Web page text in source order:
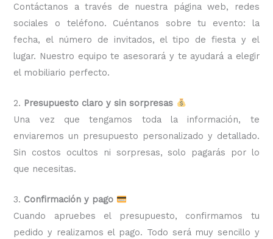
Contáctanos a través de nuestra página web, redes
sociales o teléfono. Cuéntanos sobre tu evento: la
fecha, el número de invitados, el tipo de fiesta y el
lugar. Nuestro equipo te asesorará y te ayudará a elegir
el mobiliario perfecto.
2. Presupuesto claro y sin sorpresas
Una vez que tengamos toda la información, te
enviaremos un presupuesto personalizado y detallado.
Sin costos ocultos ni sorpresas, solo pagarás por lo
que necesitas.
3. Confirmación y pago
Cuando apruebes el presupuesto, confirmamos tu
pedido y realizamos el pago. Todo será muy sencillo y